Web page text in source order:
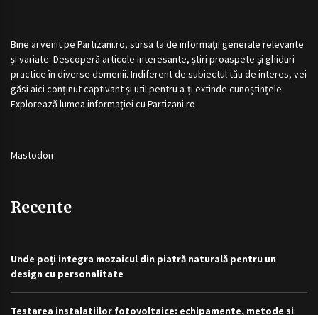
Bine ai venit pe Partizani.ro, sursa ta de informații generale relevante
și variate. Descoperă articole interesante, știri proaspete și ghiduri
practice în diverse domenii. Indiferent de subiectul tău de interes, vei
găsi aici conținut captivant și util pentru a-ți extinde cunoștințele.
Explorează lumea informației cu Partizani.ro
Mastodon
Recente
Unde poți integra mozaicul din piatră naturală pentru un
design cu personalitate
Testarea instalatiilor fotovoltaice: echipamente, metode si